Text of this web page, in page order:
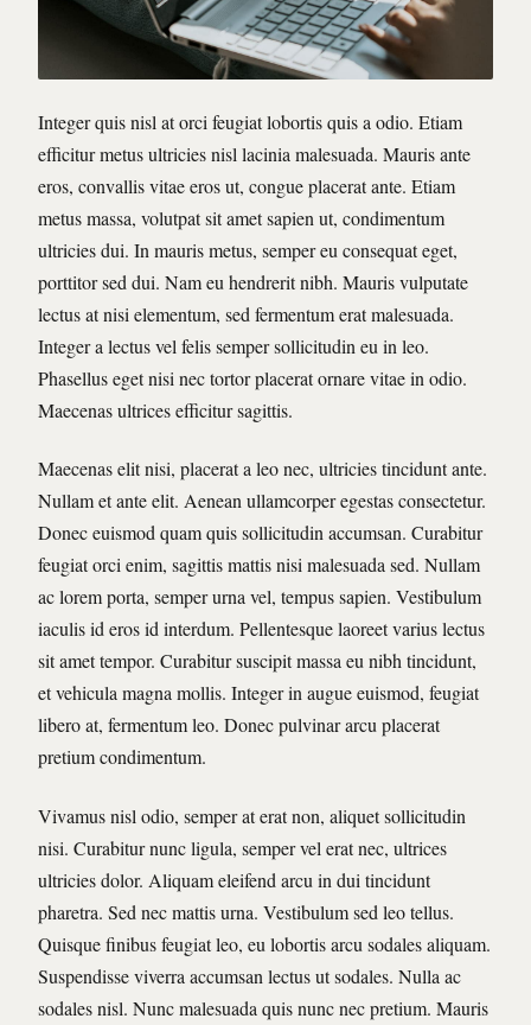
Integer quis nisl at orci feugiat lobortis quis a odio. Etiam
efficitur metus ultricies nisl lacinia malesuada. Mauris ante
eros, convallis vitae eros ut, congue placerat ante. Etiam
metus massa, volutpat sit amet sapien ut, condimentum
ultricies dui. In mauris metus, semper eu consequat eget,
porttitor sed dui. Nam eu hendrerit nibh. Mauris vulputate
lectus at nisi elementum, sed fermentum erat malesuada.
Integer a lectus vel felis semper sollicitudin eu in leo.
Phasellus eget nisi nec tortor placerat ornare vitae in odio.
Maecenas ultrices efficitur sagittis.
Maecenas elit nisi, placerat a leo nec, ultricies tincidunt ante.
Nullam et ante elit. Aenean ullamcorper egestas consectetur.
Donec euismod quam quis sollicitudin accumsan. Curabitur
feugiat orci enim, sagittis mattis nisi malesuada sed. Nullam
ac lorem porta, semper urna vel, tempus sapien. Vestibulum
iaculis id eros id interdum. Pellentesque laoreet varius lectus
sit amet tempor. Curabitur suscipit massa eu nibh tincidunt,
et vehicula magna mollis. Integer in augue euismod, feugiat
libero at, fermentum leo. Donec pulvinar arcu placerat
pretium condimentum.
Vivamus nisl odio, semper at erat non, aliquet sollicitudin
nisi. Curabitur nunc ligula, semper vel erat nec, ultrices
ultricies dolor. Aliquam eleifend arcu in dui tincidunt
pharetra. Sed nec mattis urna. Vestibulum sed leo tellus.
Quisque finibus feugiat leo, eu lobortis arcu sodales aliquam.
Suspendisse viverra accumsan lectus ut sodales. Nulla ac
sodales nisl. Nunc malesuada quis nunc nec pretium. Mauris